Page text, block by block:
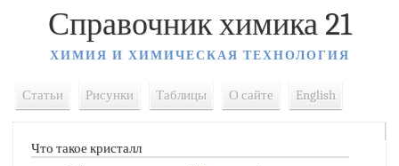
Справочник химика 21
ХИМИЯ И ХИМИЧЕСКАЯ ТЕХНОЛОГИЯ
Статьи Рисунки Таблицы О сайте English
Что такое кристалл